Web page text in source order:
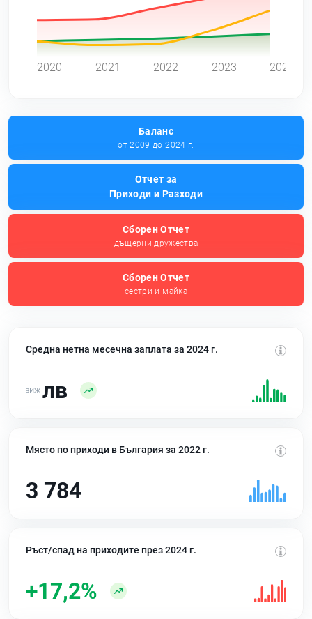
2020 2021 2022 2023 2024
Баланс
от 2009 до 2024 г.
Отчет за
Приходи и Разходи
Сборен Отчет
дъщерни дружества
Сборен Отчет
сестри и майка
Средна нетна месечна заплата за 2024 г.
лв
Място по приходи в България за 2022 г.
3 784
Ръст/спад на приходите през 2024 г.
+17,2%